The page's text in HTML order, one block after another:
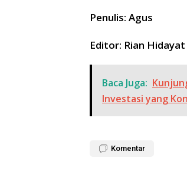
Penulis: Agus
Editor: Rian
Baca Juga:
Investasi yang
Komentar